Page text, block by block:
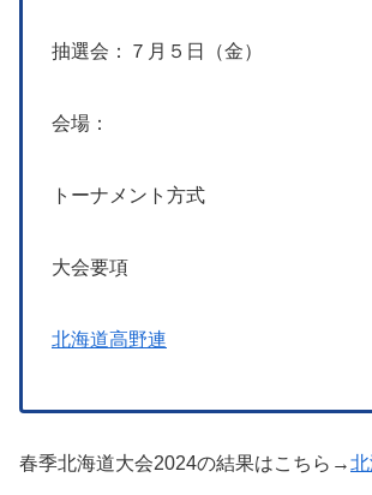
抽選会：７月５日（金）
会場：
トーナメント方式
大会要項
北海道高野連
春季北海道大会2024の結果はこちら→